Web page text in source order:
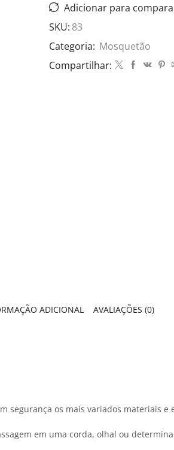
Adicionar para
SKU: 83
Categoria: Mosquetão
Compartilhar:
ADICIONAL AVALIAÇÕES (0)
segurança os mais variados materiais e
em uma corda, olhal ou